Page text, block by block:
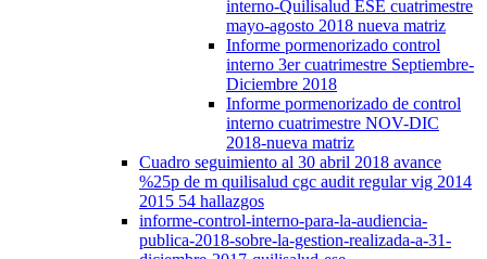
interno-Quilisalud ESE cuatrimestre
mayo-agosto 2018 nueva matriz
Informe pormenorizado control
interno 3er cuatrimestre Septiembre-
Diciembre 2018
Informe pormenorizado de control
interno cuatrimestre NOV-DIC
2018-nueva matriz
Cuadro seguimiento al 30 abril 2018 avance
%25p de m quilisalud cgc audit regular vig 2014
2015 54 hallazgos
informe-control-interno-para-la-audiencia-
publica-2018-sobre-la-gestion-realizada-a-31-